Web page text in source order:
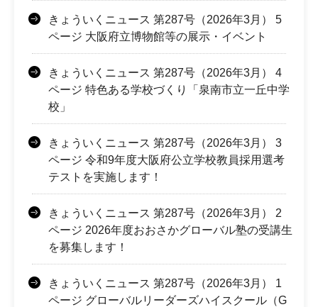
きょういくニュース 第287号（2026年3月） 5
ページ 大阪府立博物館等の展示・イベント
きょういくニュース 第287号（2026年3月） 4
ページ 特色ある学校づくり「泉南市立一丘中学
校」
きょういくニュース 第287号（2026年3月） 3
ページ 令和9年度大阪府公立学校教員採用選考
テストを実施します！
きょういくニュース 第287号（2026年3月） 2
ページ 2026年度おおさかグローバル塾の受講生
を募集します！
きょういくニュース 第287号（2026年3月） 1
ページ グローバルリーダーズハイスクール（G